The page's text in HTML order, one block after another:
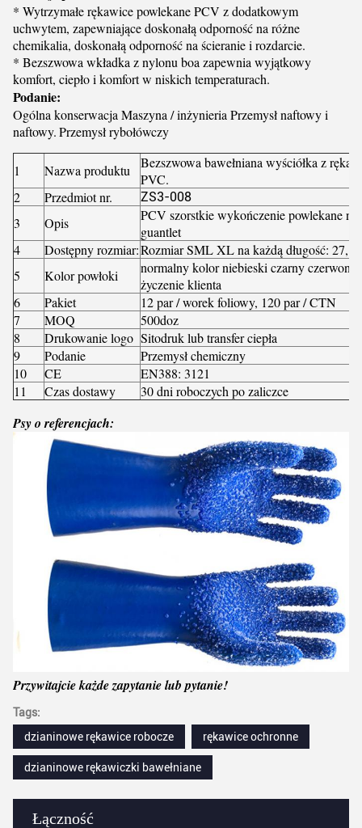
Łączność
* Wytrzymałe rękawice powlekane PCV z dodatkowym
uchwytem, ​​zapewniające doskonałą odporność na różne
chemikalia, doskonałą odporność na ścieranie i rozdarcie.
* Bezszwowa wkładka z nylonu boa zapewnia wyjątkowy
komfort, ciepło i komfort w niskich temperaturach.
Podanie:
Ogólna konserwacja Maszyna / inżynieria Przemysł naftowy i
naftowy.Przemysł rybołówczy
1 Nazwa produktu
Bezszwowa bawełniana wyściółka z
PVC.
2
Przedmiot nr. ZS3-008
3 Opis
PCV szorstkie wykończenie powlekane na
guantlet
4
Dostępny rozmiar:Rozmiar SML XL na każdą długość: 27,
5
Kolor powłoki
normalny kolor niebieski czarny czerwony
życzenie klienta
6
Pakiet
12 par / worek foliowy, 120 par / CTN
7
MOQ
500doz
8
Drukowanie logo Sitodruk lub transfer ciepła
9
Podanie
Przemysł chemiczny
10
CE
EN388: 3121
11
Czas dostawy 30 dni roboczych po zaliczce
Psy o referencjach:
Przywitajcie każde zapytanie lub pytanie!
Tags:
dzianinowe rękawice robocze
rękawice ochronne
dzianinowe rękawiczki bawełniane